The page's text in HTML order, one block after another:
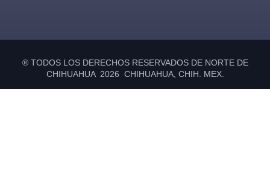
® TODOS LOS DERECHOS RESERVADOS DE NORTE DE
CHIHUAHUA 2026 CHIHUAHUA, CHIH. MEX.